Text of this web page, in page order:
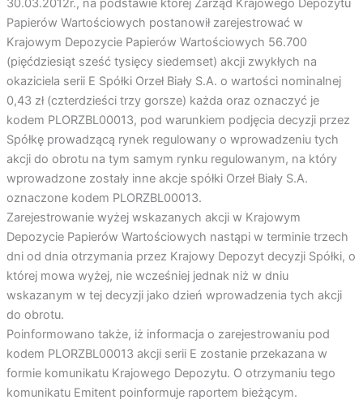
30.03.2012r., na podstawie której Zarząd Krajowego Depozytu
Papierów Wartościowych postanowił zarejestrować w
Krajowym Depozycie Papierów Wartościowych 56.700
(pięćdziesiąt sześć tysięcy siedemset) akcji zwykłych na
okaziciela serii E Spółki Orzeł Biały S.A. o wartości nominalnej
0,43 zł (czterdzieści trzy gorsze) każda oraz oznaczyć je
kodem PLORZBL00013, pod warunkiem podjęcia decyzji przez
Spółkę prowadzącą rynek regulowany o wprowadzeniu tych
akcji do obrotu na tym samym rynku regulowanym, na który
wprowadzone zostały inne akcje spółki Orzeł Biały S.A.
oznaczone kodem PLORZBL00013.
Zarejestrowanie wyżej wskazanych akcji w Krajowym
Depozycie Papierów Wartościowych nastąpi w terminie trzech
dni od dnia otrzymania przez Krajowy Depozyt decyzji Spółki, o
której mowa wyżej, nie wcześniej jednak niż w dniu
wskazanym w tej decyzji jako dzień wprowadzenia tych akcji
do obrotu.
Poinformowano także, iż informacja o zarejestrowaniu pod
kodem PLORZBL00013 akcji serii E zostanie przekazana w
formie komunikatu Krajowego Depozytu. O otrzymaniu tego
komunikatu Emitent poinformuje raportem bieżącym.